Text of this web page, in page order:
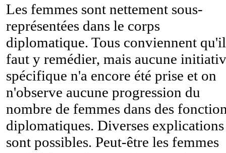
Les femmes sont nettement sous-
représentées dans le corps
diplomatique. Tous conviennent qu'il
faut y remédier, mais aucune
spécifique n'a encore été prise et on
n'observe aucune progression du
nombre de femmes dans des
diplomatiques. Diverses explications
sont possibles. Peut-être les femmes